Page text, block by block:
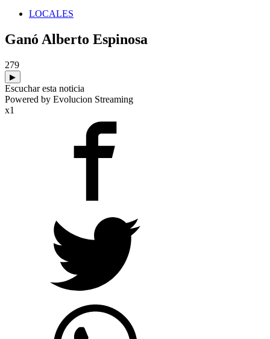
LOCALES
Ganó Alberto Espinosa
279
▶
Escuchar esta noticia
Powered by Evolucion Streaming
x1